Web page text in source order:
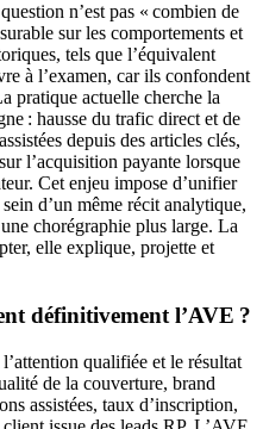
n’est pas « combien de
sur les comportements et
tels que l’équivalent
à l’examen, car ils confondent
pratique actuelle cherche la
: hausse du trafic direct et de
depuis des articles clés,
l’acquisition payante lorsque
Cet enjeu impose d’unifier
d’un même récit analytique,
chorégraphie plus large. La
elle explique, projette et
définitivement l’AVE ?
qualifiée et le résultat
de la couverture, brand
assistées, taux d’inscription,